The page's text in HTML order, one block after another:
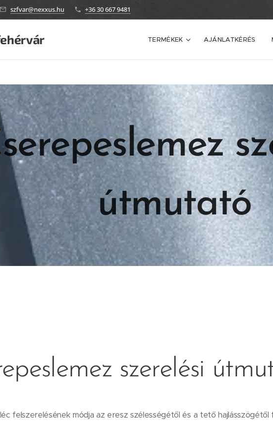
szfvar@nexxus.hu +36 30 667 9481
TERMÉKEK AJÁNLATKÉRÉS
útmutató
szerelési
felszerelésének módja az eresz szélességétől és a tető